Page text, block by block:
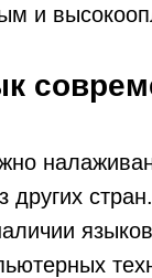
и
других